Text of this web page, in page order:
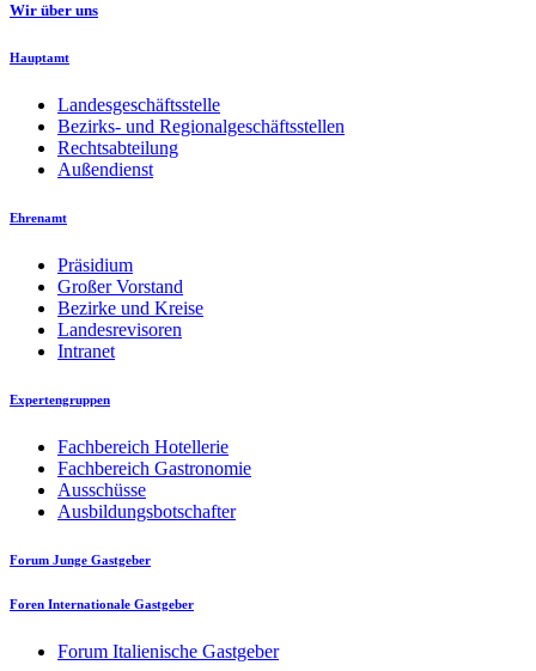
Wir über uns
Hauptamt
Landesgeschäftsstelle
Bezirks- und Regionalgeschäftsstellen
Rechtsabteilung
Außendienst
Ehrenamt
Präsidium
Großer Vorstand
Bezirke und Kreise
Landesrevisoren
Intranet
Expertengruppen
Fachbereich Hotellerie
Fachbereich Gastronomie
Ausschüsse
Ausbildungsbotschafter
Forum Junge Gastgeber
Foren Internationale Gastgeber
Forum Italienische Gastgeber